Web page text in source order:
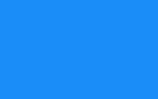
Naadu